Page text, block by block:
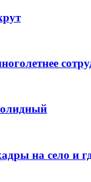
на село и